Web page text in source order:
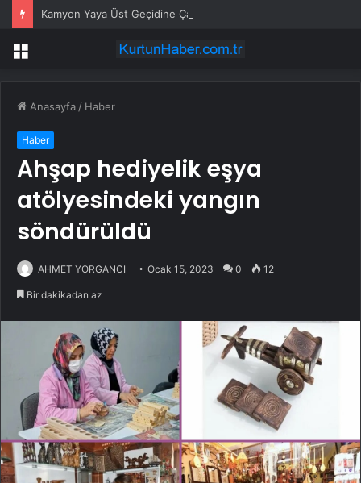
Kamyon Yaya Üst Geçidine Çarptı
Menü
Anasayfa / Haber
Haber
Ahşap hediyelik eşya
atölyesindeki yangın
söndürüldü
AHMET YORGANCI Ocak 15, 2023 0 12
Bir dakikadan az